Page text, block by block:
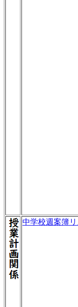
中学校週案簿